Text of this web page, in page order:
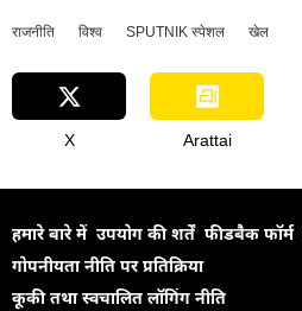
राजनीति विश्व SPUTNIK स्पेशल खेल
X Arattai
हमारे बारे में उपयोग की शर्तें फीडबैक फॉर्म
गोपनीयता नीति पर प्रतिक्रिया
कूकी तथा स्वचालित लॉगिंग नीति